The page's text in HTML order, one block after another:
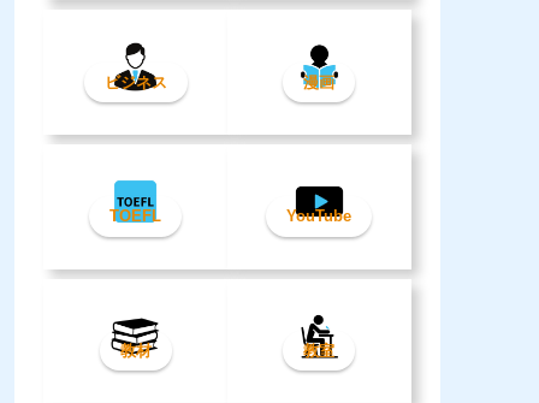
ビジネス 漫画
TOEFL YouTube
教材 教室